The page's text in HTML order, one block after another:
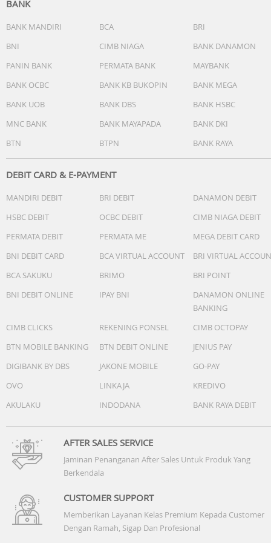
Kamera Belakang
0,64 µm, 9in1 1,92 µm
f/1,7
1/1,67
Kamera kedalaman 2MP
f/2,4
1080p pada 60fps
1080p pada 30fps
720p pada 30fps
Kamera Depan
Kamera depan 20MP
f/2,2
lensa 4P
1080p pada 30fps
720p pada 30fps
Baterai 6000mAh (typ)
Pengisian daya turbo 33W
Keamanan
Sensor sidik jari dalam layar
NFC
Jaringan & Konektivitas
SIM 1 + Hybrid (SIM atau microSD) Dual standby
Mendukung 4G / 3G / 2G
2G: GSM: 850 900 1800 1900MHz
3G: WCDMA:1/5/8
3G: WCDMA:1/2/4/5/6/8/19
4G: LTE FDD:1/3/5/7/8/20/28
4G: LTE TDD:1/2/3/4/5/7/8/12/13/17/18/19/26/28/66
BANK
BANK MANDIRI BCA
BRI
BNI
CIMB NIAGA
BANK DANAMON
PANIN BANK
PERMATA BANK
MAYBANK
BANK OCBC
BANK KB BUKOPIN
BANK MEGA
BANK UOB
BANK DBS
BANK HSBC
MNC BANK
BANK MAYAPADA
BANK DKI
BTN
BTPN BANK RAYA
DEBIT CARD & E-PAYMENT
MANDIRI DEBIT BRI DEBIT
DANAMON DEBIT
HSBC DEBIT
OCBC DEBIT
CIMB NIAGA DEBIT
PERMATA DEBIT
PERMATA ME
MEGA DEBIT CARD
BNI DEBIT CARD
BCA VIRTUAL ACCOUNT
BRI VIRTUAL
BCA SAKUKU
BRIMO
BRI POINT
BNI DEBIT ONLINE
IPAY BNI
DANAMON ONLINE
BANKING
CIMB CLICKS
REKENING PONSEL
CIMB OCTOPAY
BTN MOBILE BANKING
BTN DEBIT ONLINE
JENIUS PAY
DIGIBANK BY DBS
JAKONE MOBILE
GO-PAY
OVO
LINKAJA
KREDIVO
AKULAKU
INDODANA BANK RAYA DEBIT
AFTER SALES SERVICE
Jaminan Penanganan After Sales Untuk Produk Yang
Berkendala
CUSTOMER SUPPORT
Memberikan Layanan Kelas Premium Kepada Customer
Dengan Ramah, Sigap Dan Profesional